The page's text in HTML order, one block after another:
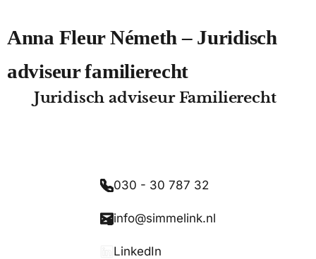
Anna Fleur Németh – Juridisch
adviseur familierecht
Juridisch adviseur Familierecht
030 - 30 787 32
info@simmelink.nl
LinkedIn